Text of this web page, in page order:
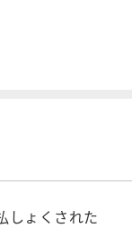
しょくされた